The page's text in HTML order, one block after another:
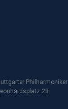
Philharmoniker
28